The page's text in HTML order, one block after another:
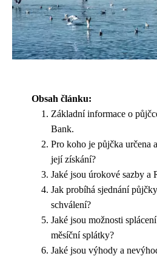
Obsah článku:
Základní informace o
Bank.
Pro koho je půjčka určena
její získání?
Jaké jsou úrokové sazby
Jak probíhá sjednání
schválení?
Jaké jsou možnosti
měsíční splátky?
Jaké jsou výhody a